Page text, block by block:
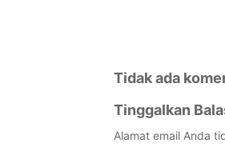
Tidak ada
Tinggalkan
Alamat email Anda